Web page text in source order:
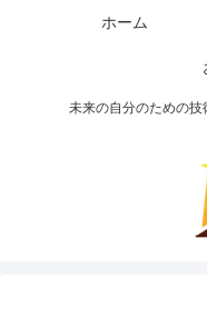
未来の自分のための技
ホーム